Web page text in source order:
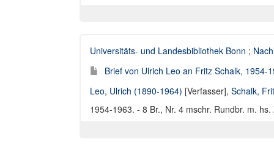
Universitäts- und Landesbibliothek Bonn ;
Brief von Ulrich Leo an Fritz Schalk, 1954-
Leo, Ulrich (1890-1964) [Verfasser], Schalk,
1954-1963. - 8 Br., Nr. 4 mschr. Rundbr. m.